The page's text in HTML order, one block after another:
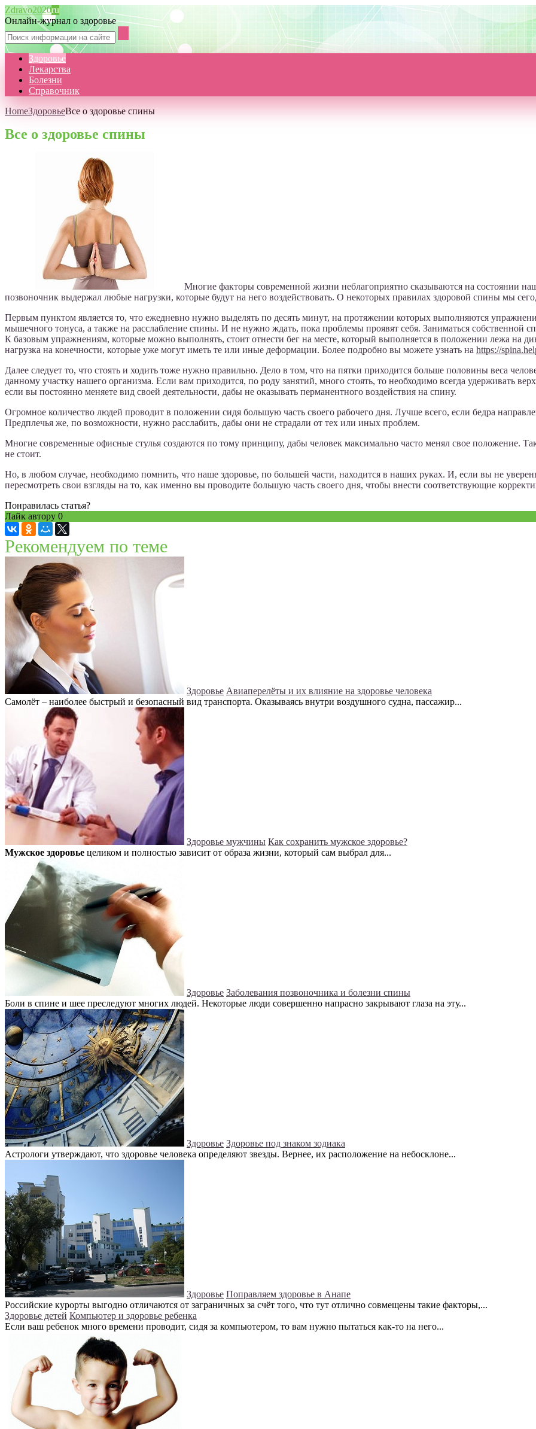
Zdravo2020ru
Онлайн-журнал о здоровье
Здоровье
Лекарства
Болезни
Справочник
HomeЗдоровьеВсе о здоровье спины
Все о здоровье спины
Многие факторы современной жизни неблагоприятно сказываются на состоянии
позвоночник выдержал любые нагрузки, которые будут на него воздействовать. О некоторых правилах здоровой спины мы
Первым пунктом является то, что ежедневно нужно выделять по десять минут, на протяжении которых выполняются
мышечного тонуса, а также на расслабление спины. И не нужно ждать, пока проблемы проявят себя. Заниматься собственной
К базовым упражнениям, которые можно выполнять, стоит отнести бег на месте, который выполняется в положении лежа на
нагрузка на конечности, которые уже могут иметь те или иные деформации. Более подробно вы можете узнать на https://
Далее следует то, что стоять и ходить тоже нужно правильно. Дело в том, что на пятки приходится больше половины веса
данному участку нашего организма. Если вам приходится, по роду занятий, много стоять, то необходимо всегда удерживать
если вы постоянно меняете вид своей деятельности, дабы не оказывать перманентного воздействия на спину.
Огромное количество людей проводит в положении сидя большую часть своего рабочего дня. Лучше всего, если бедра
Предплечья же, по возможности, нужно расслабить, дабы они не страдали от тех или иных проблем.
Многие современные офисные стулья создаются по тому принципу, дабы человек максимально часто менял свое положение.
не стоит.
Но, в любом случае, необходимо помнить, что наше здоровье, по большей части, находится в наших руках. И, если вы не
пересмотреть свои взгляды на то, как именно вы проводите большую часть своего дня, чтобы внести соответствующие
Понравилась статья?
Лайк автору 0
Рекомендуем по теме
Здоровье Авиаперелёты и их влияние на здоровье человека
Самолёт – наиболее быстрый и безопасный вид транспорта. Оказываясь внутри воздушного судна, пассажир...
Здоровье мужчины Как сохранить мужское здоровье?
Мужское здоровье целиком и полностью зависит от образа жизни, который сам выбрал для...
Здоровье Заболевания позвоночника и болезни спины
Боли в спине и шее преследуют многих людей. Некоторые люди совершенно напрасно закрывают глаза на эту...
Здоровье Здоровье под знаком зодиака
Астрологи утверждают, что здоровье человека определяют звезды. Вернее, их расположение на небосклоне...
Здоровье Поправляем здоровье в Анапе
Российские курорты выгодно отличаются от заграничных за счёт того, что тут отлично совмещены такие факторы,...
Здоровье детей Компьютер и здоровье ребенка
Если ваш ребенок много времени проводит, сидя за компьютером, то вам нужно пытаться как-то на него...